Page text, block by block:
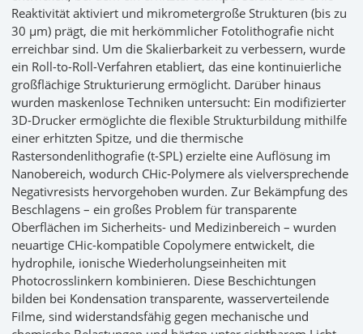
Reaktivität aktiviert und mikrometergroße Strukturen (bis zu
30 µm) prägt, die mit herkömmlicher Fotolithografie nicht
erreichbar sind. Um die Skalierbarkeit zu verbessern, wurde
ein Roll-to-Roll-Verfahren etabliert, das eine kontinuierliche
großflächige Strukturierung ermöglicht. Darüber hinaus
wurden maskenlose Techniken untersucht: Ein modifizierter
3D-Drucker ermöglichte die flexible Strukturbildung mithilfe
einer erhitzten Spitze, und die thermische
Rastersondenlithografie (t-SPL) erzielte eine Auflösung im
Nanobereich, wodurch CHic-Polymere als vielversprechende
Negativresists hervorgehoben wurden. Zur Bekämpfung des
Beschlagens – ein großes Problem für transparente
Oberflächen im Sicherheits- und Medizinbereich – wurden
neuartige CHic-kompatible Copolymere entwickelt, die
hydrophile, ionische Wiederholungseinheiten mit
Photocrosslinkern kombinieren. Diese Beschichtungen
bilden bei Kondensation transparente, wasserverteilende
Filme, sind widerstandsfähig gegen mechanische und